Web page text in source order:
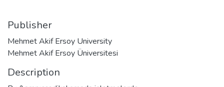
Publisher
Mehmet Akif Ersoy University
Mehmet Akif Ersoy Üniversitesi
Description